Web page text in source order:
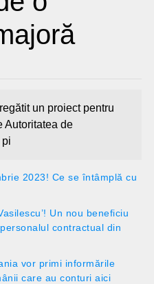
un proiect pentru
Autoritatea de
2023! Ce se întâmplă cu
Un nou beneficiu
contractual din
vor primi informările
care au conturi aici